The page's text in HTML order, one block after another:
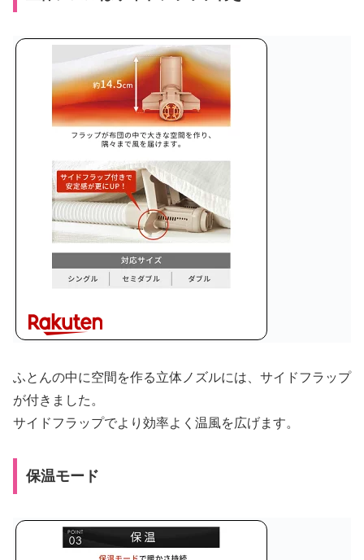
ふとんの中に空間を作る立体ノズルには、サイドフラップ
が付きました。
サイドフラップでより効率よく温風を広げます。
保温モード